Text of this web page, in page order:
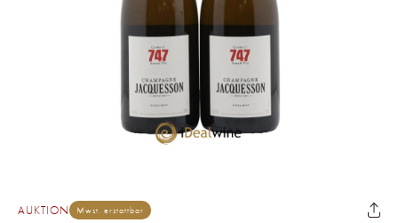
AUKTION Mwst. erstattbar